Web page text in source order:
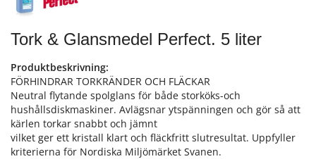
Tork & Glansmedel Perfect. 5 liter
Produktbeskrivning:
FÖRHINDRAR TORKRÄNDER OCH FLÄCKAR
Neutral flytande spolglans för både storköks-och
hushållsdiskmaskiner. Avlägsnar ytspänningen och gör så att
kärlen torkar snabbt och jämnt
vilket ger ett kristall klart och fläckfritt slutresultat. Uppfyller
kriterierna för Nordiska Miljömärket Svanen.